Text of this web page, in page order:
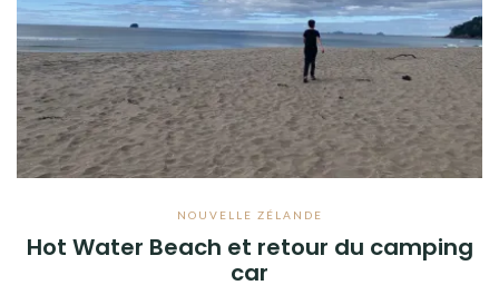
NOUVELLE ZÉLANDE
Hot Water Beach et retour du camping
car